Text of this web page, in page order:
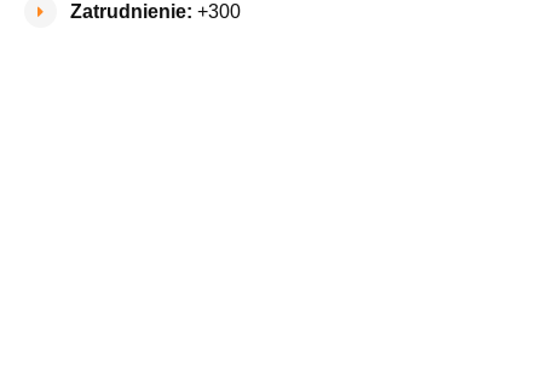
Zatrudnienie:+300